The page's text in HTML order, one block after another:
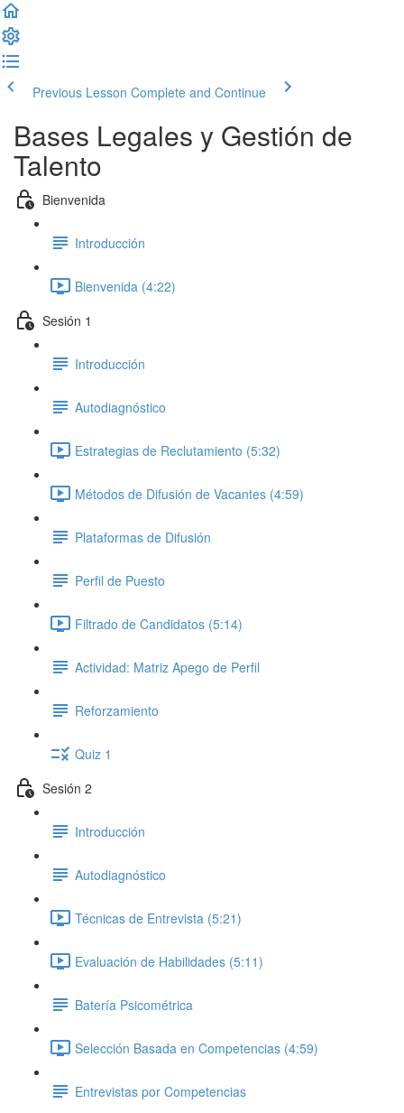
Previous Lesson Complete and Continue
Bases Legales y Gestión de
Talento
Bienvenida
Introducción
Bienvenida (4:22)
Sesión 1
Introducción
Autodiagnóstico
Estrategias de Reclutamiento (5:32)
Métodos de Difusión de Vacantes (4:59)
Plataformas de Difusión
Perfil de Puesto
Filtrado de Candidatos (5:14)
Actividad: Matriz Apego de Perfil
Reforzamiento
Quiz 1
Sesión 2
Introducción
Autodiagnóstico
Técnicas de Entrevista (5:21)
Evaluación de Habilidades (5:11)
Batería Psicométrica
Selección Basada en Competencias (4:59)
Entrevistas por Competencias